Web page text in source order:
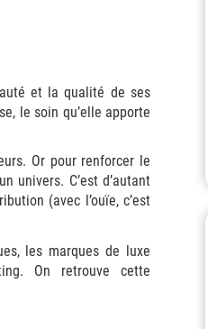
et la qualité de ses
le soin qu’elle apporte
Or pour renforcer le
univers. C’est d’autant
(avec l’ouïe, c’est
les marques de luxe
On retrouve cette